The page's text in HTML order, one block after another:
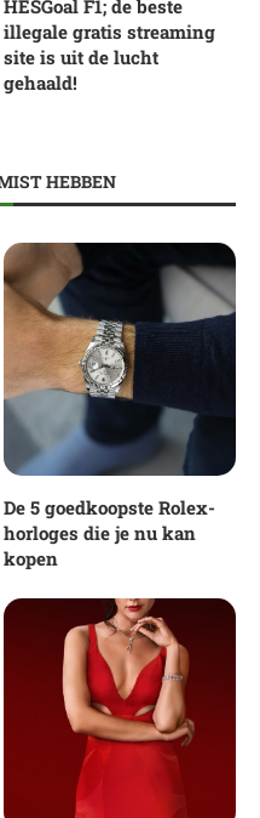
HESGoal F1; de beste
illegale gratis streaming
site is uit de lucht
gehaald!
HEBBEN
De 5 goedkoopste Rolex-
horloges die je nu kan
kopen